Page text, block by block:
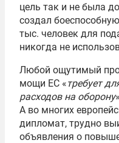
цель так и не была
создал
тыс. человек для
никогда не
Любой ощутимый
мощи ЕС «требует
расходов на оборону
А во многих
дипломат, трудно
объявления о